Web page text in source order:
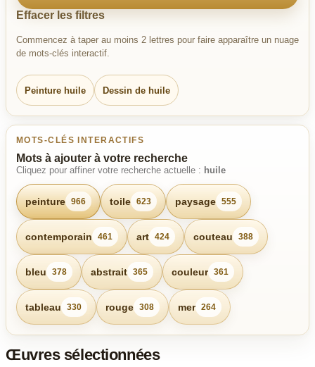
Effacer les filtres
Commencez à taper au moins 2 lettres pour faire apparaître un nuage
de mots-clés interactif.
Peinture huile Dessin de huile
MOTS-CLÉS INTERACTIFS
Mots à ajouter à votre recherche
Cliquez pour affiner votre recherche actuelle : huile
peinture 966 toile 623 paysage 555
contemporain 461 art 424 couteau 388
bleu 378 abstrait 365 couleur 361
tableau 330 rouge 308 mer 264
Œuvres sélectionnées